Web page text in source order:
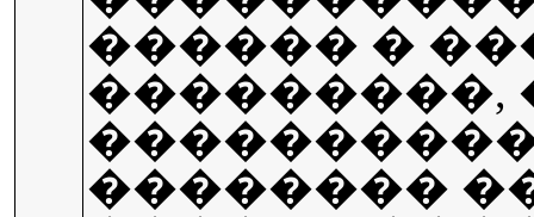
������ �
���������,
��������